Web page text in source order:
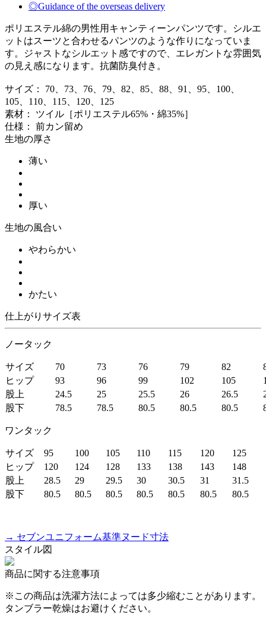
◎Guidance of the overseas delivery
ポリエステル綿の男性用キャンティーンパンツです。シルエ
ットはスーツと合わせるパンツのような作りになっていま
す。ジャストなシルエット感ですので、エレガントな雰囲気
の見え感になります。抗菌防臭付き。
サイズ： 70、73、76、79、82、85、88、91、95、100、
105、110、115、120、125
素材： ツイル［ポリエステル65%・綿35%］
仕様： 前カン留め
生地の厚さ
薄い
厚い
生地の風合い
やわらかい
かたい
仕上がりサイズ表
ノータック
サイズ 70 73 76 79 82
ヒップ
93 96 99 102 105
股上
24.5 25 25.5 26 26.5
股下
78.5 78.5 80.5 80.5 80.5
ワンタック
サイズ 95 100 105 110 115 120
125
ヒップ
120 124 128 133 138 143
148
股上
28.5 29 29.5 30 30.5 31
31.5
股下
80.5 80.5 80.5 80.5 80.5 80.5 80.5
→ セブンユニフォーム基準ヌード寸法
スタイル図
商品に関する注意事項
※この商品は洗濯方法によっては多少縮むことがあります。
タンブラー乾燥はお避けください。